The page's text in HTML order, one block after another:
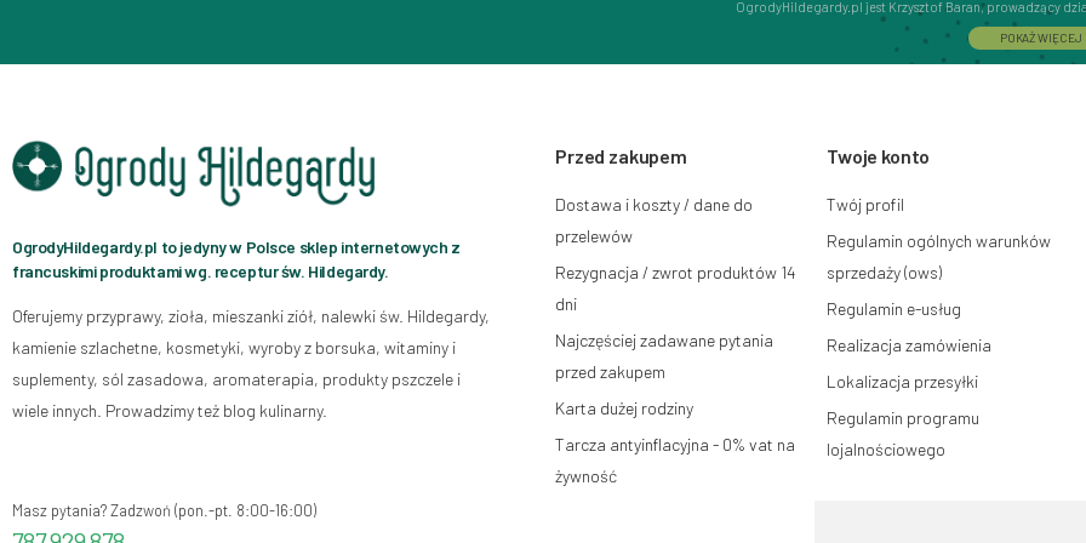
OgrodyHildegardy.pl jest Krzysztof Baran, prowadzący
Interactive Krzysztof Baran wpisaną do Centralnej
adres głównego miejsca wykonywania działalności w
08-110, posiadający numer NIP: 821-152-01-37, REGON:
Przysługuje Ci prawo do żądania dostępu do swoich
ograniczenia przetwarzania, wniesienia sprzeciwu wobec
na zgodność z prawem przetwarzania, którego dokonano
lub pisemnie na adres siedziby.
Więcej informacji: www.mouton.pl/ODO
POKAŻ WIĘCEJ
OgrodyHildegardy.pl to jedyny w Polsce sklep internetowych z
francuskimi produktami wg. receptur św. Hildegardy.
Oferujemy przyprawy, zioła, mieszanki ziół, nalewki św. Hildegardy,
kamienie szlachetne, kosmetyki, wyroby z borsuka, witaminy i
suplementy, sól zasadowa, aromaterapia, produkty pszczele i
wiele innych. Prowadzimy też blog kulinarny.
Masz pytania? Zadzwoń (pon.-pt. 8:00-16:00)
Przed zakupem
Dostawa i koszty / dane do
przelewów
Rezygnacja / zwrot produktów 14
dni
Najczęściej zadawane pytania
przed zakupem
Karta dużej rodziny
Tarcza antyinflacyjna - 0% vat na
żywność
Twoje konto
Twój profil
Regulamin ogólnych warunków
sprzedaży (ows)
Regulamin e-usług
Realizacja zamówienia
Lokalizacja przesyłki
Regulamin programu
lojalnościowego